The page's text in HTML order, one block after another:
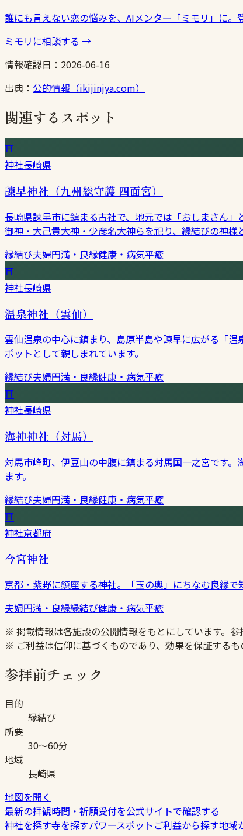
誰にも言えない恋の悩みを、AIメンター「ミモリ」に。
ミモリに相談する →
情報確認日： 2026-06-16
出典： 公的情報（ikijinjya.com）
関連するスポット
⛩
神社長崎県
諫早神社（九州総守護 四面宮）
長崎県諫早市に鎮まる古社で、地元では「おしまさん
御神・大己貴大神・少彦名大神らを祀り、縁結びの神
縁結び夫婦円満・良縁健康・病気平癒
⛩
神社長崎県
温泉神社（雲仙）
雲仙温泉の中心に鎮まり、島原半島や諫早に広がる「
ポットとして親しまれています。
縁結び夫婦円満・良縁健康・病気平癒
⛩
神社長崎県
海神神社（対馬）
対馬市峰町、伊豆山の中腹に鎮まる対馬国一之宮です
ます。
縁結び夫婦円満・良縁健康・病気平癒
⛩
神社京都府
今宮神社
京都・紫野に鎮座する神社。「玉の輿」にちなむ良縁
夫婦円満・良縁縁結び健康・病気平癒
※ 掲載情報は各施設の公開情報をもとにしています。
※ ご利益は信仰に基づくものであり、効果を保証するも
参拝前チェック
目的
縁結び
所要
30〜60分
地域
長崎県
地図を開く
最新の拝観時間・祈願受付を公式サイトで確認する
神社を探す寺を探すパワースポットご利益から探す地域